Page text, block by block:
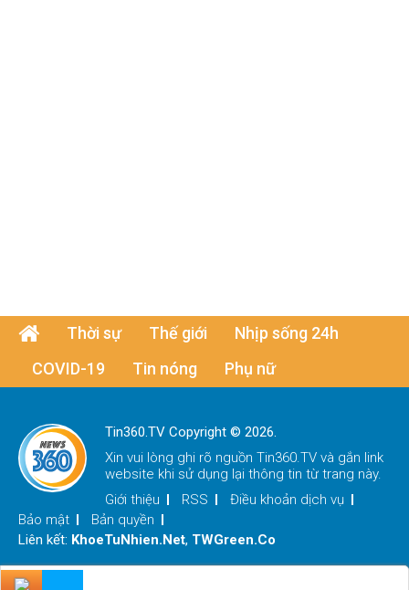
Thời sự Thế giới
Nhịp sống 24h
COVID-19
Tin nóng Phụ nữ
Tin360.TV Copyright © 2026.
Xin vui lòng ghi rõ nguồn Tin360.TV và gắn link
website khi sử dụng lại thông tin từ trang này.
Giới thiệu
RSS
Điều khoản dịch vụ
Bảo mật
Bản quyền
Liên kết: KhoeTuNhien.Net, TWGreen.Co
x